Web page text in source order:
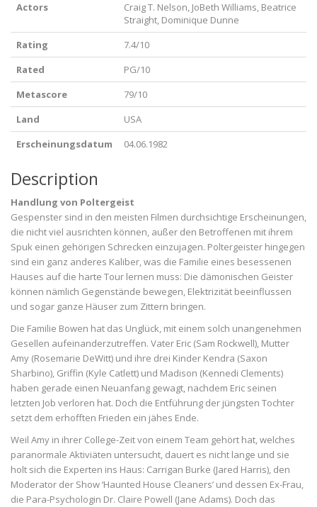
Actors
Craig T. Nelson, JoBeth Williams, Beatrice
Straight, Dominique Dunne
Rating
7.4/10
Rated
PG/10
Metascore
79/10
Land
USA
Erscheinungsdatum
04.06.1982
Description
Handlung von Poltergeist
Gespenster sind in den meisten Filmen durchsichtige Erscheinungen,
die nicht viel ausrichten können, außer den Betroffenen mit ihrem
Spuk einen gehörigen Schrecken einzujagen. Poltergeister hingegen
sind ein ganz anderes Kaliber, was die Familie eines besessenen
Hauses auf die harte Tour lernen muss: Die dämonischen Geister
können nämlich Gegenstände bewegen, Elektrizität beeinflussen
und sogar ganze Häuser zum Zittern bringen.
Die Familie Bowen hat das Unglück, mit einem solch unangenehmen
Gesellen aufeinanderzutreffen. Vater Eric (Sam Rockwell), Mutter
Amy (Rosemarie DeWitt) und ihre drei Kinder Kendra (Saxon
Sharbino), Griffin (Kyle Catlett) und Madison (Kennedi Clements)
haben gerade einen Neuanfang gewagt, nachdem Eric seinen
letzten Job verloren hat. Doch die Entführung der jüngsten Tochter
setzt dem erhofften Frieden ein jähes Ende.
Weil Amy in ihrer College-Zeit von einem Team gehört hat, welches
paranormale Aktiviäten untersucht, dauert es nicht lange und sie
holt sich die Experten ins Haus: Carrigan Burke (Jared Harris), den
Moderator der Show ‘Haunted House Cleaners’ und dessen Ex-Frau,
die Para-Psychologin Dr. Claire Powell (Jane Adams). Doch das